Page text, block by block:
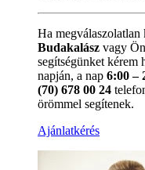
Ha megválaszolatlan
Budakalász vagy
segítségünket
napján, a nap 6:00 –
(70) 678 00 24
örömmel segítenek.
Ajánlatkérés